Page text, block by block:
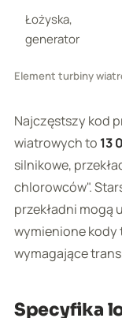
Element turbiny
Łożyska,
generator
Najczęstszy kod
wiatrowych to 13
silnikowe,
chlorowców".
przekładni mogą
wymienione
wymagające
Specyfika